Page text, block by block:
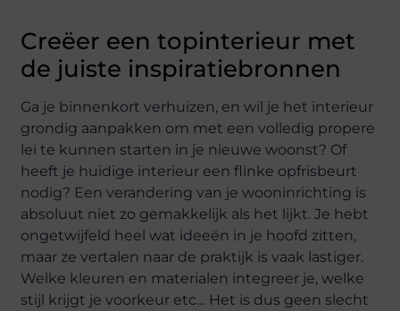
Creëer een topinterieur met
de juiste inspiratiebronnen
Ga je binnenkort verhuizen, en wil je het interieur
grondig aanpakken om met een volledig propere
lei te kunnen starten in je nieuwe woonst? Of
heeft je huidige interieur een flinke opfrisbeurt
nodig? Een verandering van je wooninrichting is
absoluut niet zo gemakkelijk als het lijkt. Je hebt
ongetwijfeld heel wat ideeën in je hoofd zitten,
maar ze vertalen naar de praktijk is vaak lastiger.
Welke kleuren en materialen integreer je, welke
stijl krijgt je voorkeur etc… Het is dus geen slecht